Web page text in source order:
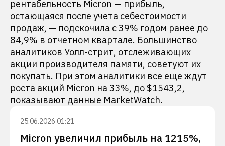
рентабельность Micron — прибыль,
остающаяся после учета себестоимости
продаж, — подскочила с 39% годом ранее до
84,9% в отчетном квартале. Большинство
аналитиков Уолл-стрит, отслеживающих
акции производителя памяти, советуют их
покупать. При этом аналитики все еще ждут
роста акций Micron на 33%, до $1543,2,
показывают данные MarketWatch.
25.06.2026 01:21
Micron увеличил прибыль на 1215%,